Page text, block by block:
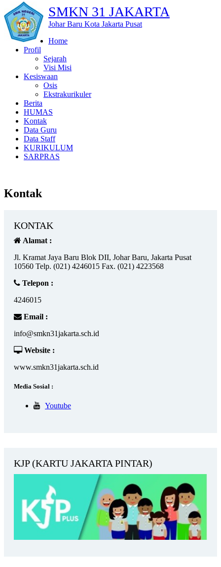
SMKN 31 JAKARTA
Johar Baru Kota Jakarta Pusat
Home
Profil
Sejarah
Visi Misi
Kesiswaan
Osis
Ekstrakurikuler
Berita
HUMAS
Kontak
Data Guru
Data Staff
KURIKULUM
SARPRAS
Kontak
KONTAK
Alamat :
Jl. Kramat Jaya Baru Blok DII, Johar Baru, Jakarta Pusat
10560 Telp. (021) 4246015 Fax. (021) 4223568
Telepon :
4246015
Email :
info@smkn31jakarta.sch.id
Website :
www.smkn31jakarta.sch.id
Media Sosial :
Youtube
KJP (KARTU JAKARTA PINTAR)